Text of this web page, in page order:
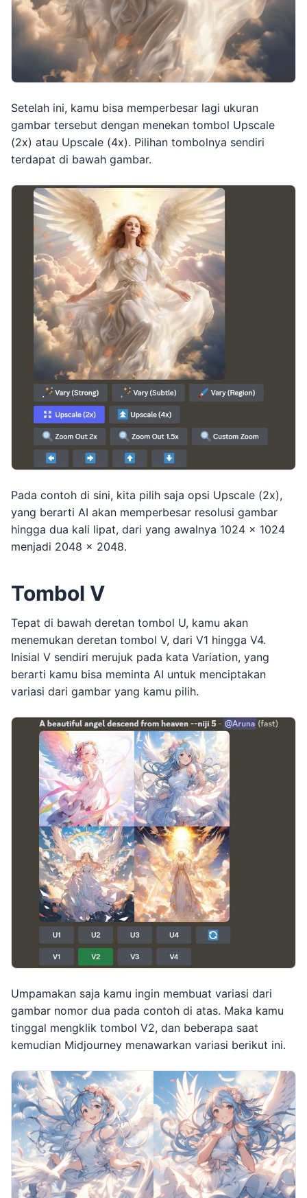
Setelah ini, kamu bisa memperbesar lagi ukuran
gambar tersebut dengan menekan tombol Upscale
(2x) atau Upscale (4x). Pilihan tombolnya sendiri
terdapat di bawah gambar.
Pada contoh di sini, kita pilih saja opsi Upscale (2x),
yang berarti AI akan memperbesar resolusi gambar
hingga dua kali lipat, dari yang awalnya 1024 x 1024
menjadi 2048 x 2048.
Tombol V
Tepat di bawah deretan tombol U, kamu akan
menemukan deretan tombol V, dari V1 hingga V4.
Inisial V sendiri merujuk pada kata Variation, yang
berarti kamu bisa meminta AI untuk menciptakan
variasi dari gambar yang kamu pilih.
Umpamakan saja kamu ingin membuat variasi dari
gambar nomor dua pada contoh di atas. Maka kamu
tinggal mengklik tombol V2, dan beberapa saat
kemudian Midjourney menawarkan variasi berikut ini.